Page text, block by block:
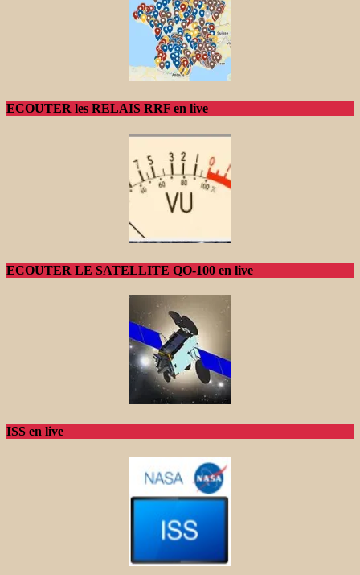
ECOUTER les RELAIS RRF en live
ECOUTER LE SATELLITE QO-100 en live
ISS en live